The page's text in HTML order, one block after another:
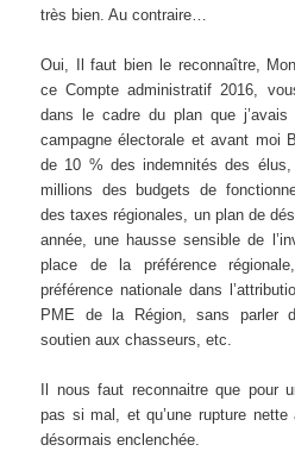
très bien. Au contraire…
Oui, Il faut bien le reconnaître,
ce Compte administratif 2016,
dans le cadre du plan que
campagne électorale et avant moi
de 10 % des indemnités des
millions des budgets de
des taxes régionales, un plan de
année, une hausse sensible de
place de la préférence
préférence nationale dans
PME de la Région, sans parler
soutien aux chasseurs, etc.
Il nous faut reconnaitre que pour
pas si mal, et qu’une rupture nette
désormais enclenchée.